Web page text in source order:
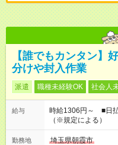
【誰でもカンタン】
分けや封入作業
派遣 職種未経験OK 社会人
給与
時給1306円～ ■日
（※規定による）
勤務地
埼玉県朝霞市